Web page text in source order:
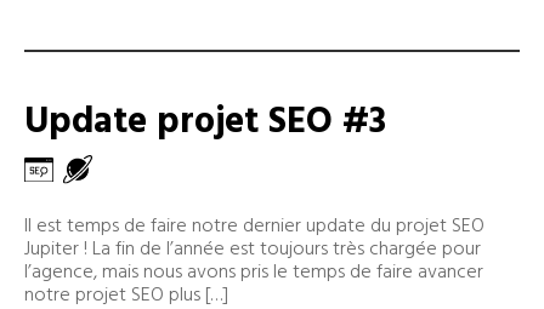
Update projet SEO #3
Il est temps de faire notre dernier update du projet SEO
Jupiter ! La fin de l’année est toujours très chargée pour
l’agence, mais nous avons pris le temps de faire avancer
notre projet SEO plus […]